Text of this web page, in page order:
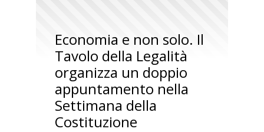
Economia e non solo. Il
Tavolo della Legalità
organizza un doppio
appuntamento nella
Settimana della
Costituzione